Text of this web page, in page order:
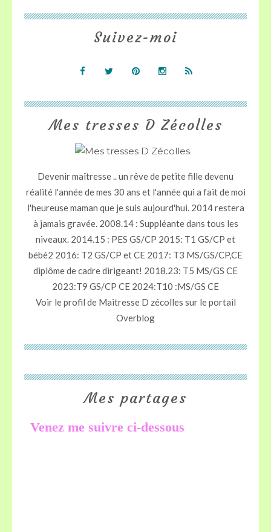
Mes tresses D Zécolles
Devenir maîtresse .. un rêve de petite fille devenu
réalité l'année de mes 30 ans et l'année qui a fait de moi
l'heureuse maman que je suis aujourd'hui. 2014 restera
à jamais gravée. 2008.14 : Suppléante dans tous les
niveaux. 2014.15 : PES GS/CP 2015: T1 GS/CP et
bébé2 2016: T2 GS/CP et CE 2017: T3 MS/GS/CP,CE
diplôme de cadre dirigeant! 2018.23: T5 MS/GS CE
2023:T9 GS/CP CE 2024:T10 :MS/GS CE
Voir le profil de Maitresse D zécolles sur le portail
Overblog
Suivez-moi
Mes partages
Venez me suivre ci-dessous